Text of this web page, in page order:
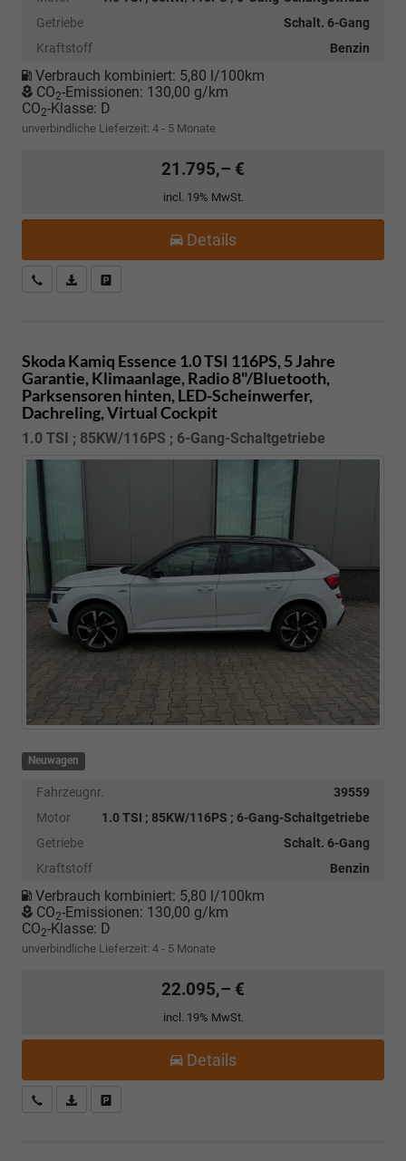
Getriebe
Schalt. 6-Gang
Kraftstoff
Benzin
Verbrauch kombiniert: 5,80 l/100km
CO2-Emissionen: 130,00 g/km
CO2-Klasse: D
unverbindliche Lieferzeit: 4 - 5 Monate
21.795,– €
incl. 19% MwSt.
Details
Kostenloser Rückruf-Service
PDF-Datei, Fahrzeugexposé drucken
Skoda Kamiq Essence 1.0 TSI 116PS, 5 Jahre
Garantie, Klimaanlage, Radio 8"/Bluetooth,
Parksensoren hinten, LED-Scheinwerfer,
Dachreling, Virtual Cockpit
1.0 TSI ; 85KW/116PS ; 6-Gang-Schaltgetriebe
Neuwagen
Fahrzeugnr.
39559
Motor
1.0 TSI ; 85KW/116PS ; 6-Gang-Schaltgetriebe
Getriebe
Schalt. 6-Gang
Kraftstoff
Benzin
Verbrauch kombiniert: 5,80 l/100km
CO2-Emissionen: 130,00 g/km
CO2-Klasse: D
unverbindliche Lieferzeit: 4 - 5 Monate
22.095,– €
incl. 19% MwSt.
Details
Kostenloser Rückruf-Service
PDF-Datei, Fahrzeugexposé drucken